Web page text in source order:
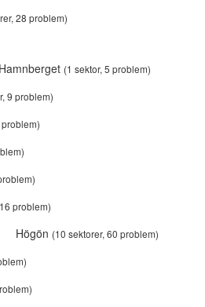
28 problem)
Hamnberget (1 sektor, 5 problem)
9 problem)
problem)
Högön (10 sektorer, 60 problem)